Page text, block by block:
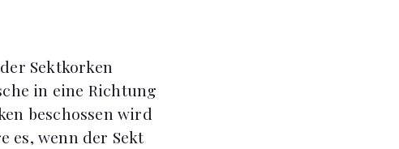
Sektkorken
in eine Richtung
beschossen wird
es, wenn der Sekt